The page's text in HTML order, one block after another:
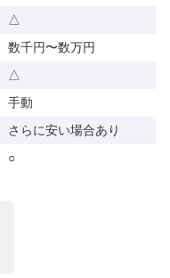
△
数千円〜数万円
△
手動
さらに安い場合あり
○